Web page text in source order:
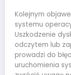
Kolejnym
systemu
Uszkodzenie
odczytem lub
prowadzi do
uruchomienia